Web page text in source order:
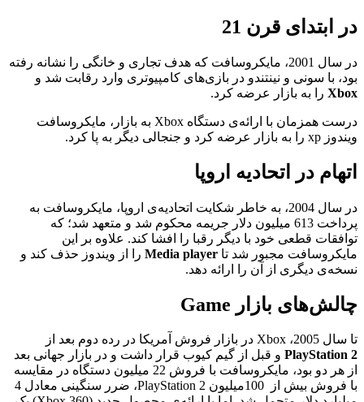
در ابتدای قرن 21
در سال 2001، مایکروسافت که هدف تجاری و خانگی را نشانه رفته
بود، با سونی و نینتندو در بازی‌های کامپیوتری وارد رقابت شد و
Xbox را به بازار عرضه کرد.
درست همزمان با ارائه‌ی دستگاه Xbox به بازار، مایکروسافت
ویندوز xp را به بازار عرضه کرد و جنجالی دیگر به پا کرد.
اتهام در اتحادیه اروپا
در سال 2004، به خاطر شکایت اتحادیه‌ی اروپا، مایکروسافت به
پرداخت 613 میلیون دلار جریمه محکوم شد و متعهد شد؛ که
توافقات قطعی خود با دیگر رقبا را افشا کند. علاوه بر این
مایکروسافت مجبور شد تا Media player را از ویندوز حذف کند و
نسخه‌ی دیگری از آن را ارائه دهد.
چالش‌های بازار Game
تا سال 2005، Xbox در بازار فروش آمریکا در رده دوم بعد از
PlayStation 2 و قبل از گیم کیوب قرار داشت و در بازار جهانی بعد
از هر دو بود، مایکروسافت با فروش 22 میلیون دستگاه در مقایسه
با فروش بیش از 100میلیون PlayStation 2، ضرر سنگینی معادل 4